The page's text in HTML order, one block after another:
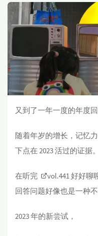
又到了一年一度的年度
随着年岁的增长，记忆
下点在 2023 活过的证据。
在听完 vol.441 好好聊
回答问题好像也是一种不
2023 年的新尝试，